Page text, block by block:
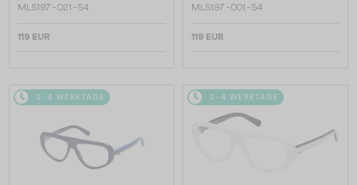
ML5197 - 021 - 54
119 EUR
ML5197 - 001 - 54
119 EUR
2-4 WERKTAGE 2-4 WERKTAGE